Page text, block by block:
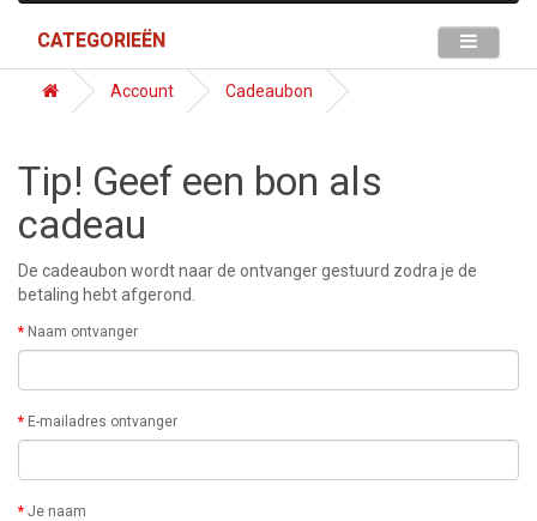
CATEGORIEËN
Account Cadeaubon
Tip! Geef een bon als
cadeau
De cadeaubon wordt naar de ontvanger gestuurd zodra je de
betaling hebt afgerond.
Naam ontvanger
E-mailadres ontvanger
Je naam